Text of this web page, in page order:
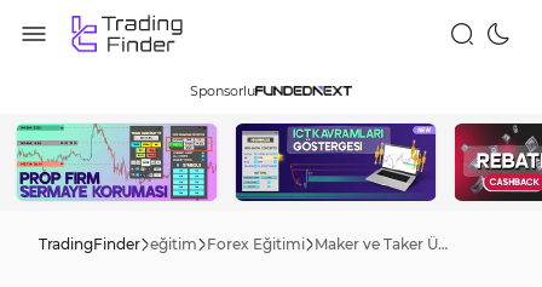
Sponsorlu
TradingFinder eğitim Forex Eğitimi Maker ve Taker Ücretleri Nedir? Maker ile Taker Arasındaki Fark